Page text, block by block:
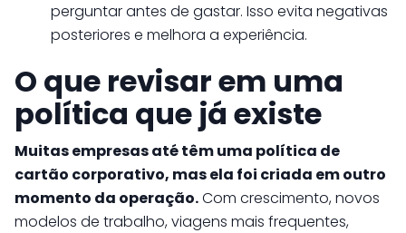
perguntar antes de gastar. Isso evita negativas
posteriores e melhora a experiência.
O que revisar em uma
política que já existe
Muitas empresas até têm uma política de
cartão corporativo, mas ela foi criada em outro
momento da operação.Com crescimento, novos
modelos de trabalho, viagens mais frequentes,